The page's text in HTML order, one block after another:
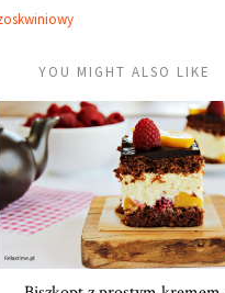
YOU MIGHT ALSO LIKE